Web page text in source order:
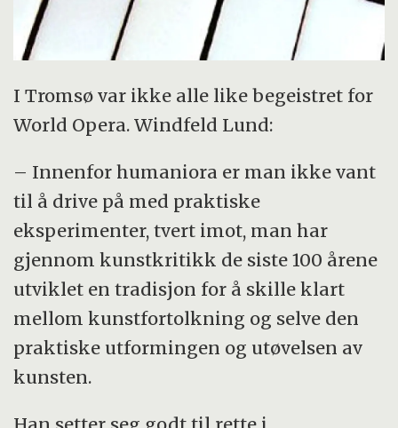
I Tromsø var ikke alle like begeistret for
World Opera. Windfeld Lund:
– Innenfor humaniora er man ikke vant
til å drive på med praktiske
eksperimenter, tvert imot, man har
gjennom kunstkritikk de siste 100 årene
utviklet en tradisjon for å skille klart
mellom kunstfortolkning og selve den
praktiske utformingen og utøvelsen av
kunsten.